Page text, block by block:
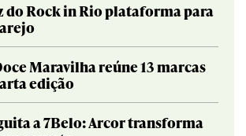
do Rock in Rio plataforma para
Maravilha reúne 13 marcas
edição
a 7Belo: Arcor transforma